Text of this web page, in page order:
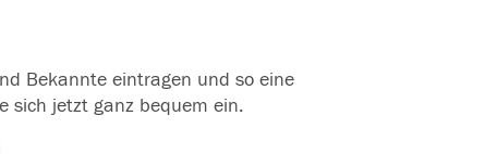
Bekannte eintragen und so eine
sich jetzt ganz bequem ein.